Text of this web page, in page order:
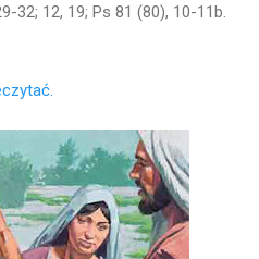
32; 12, 19; Ps 81 (80), 10-11b.